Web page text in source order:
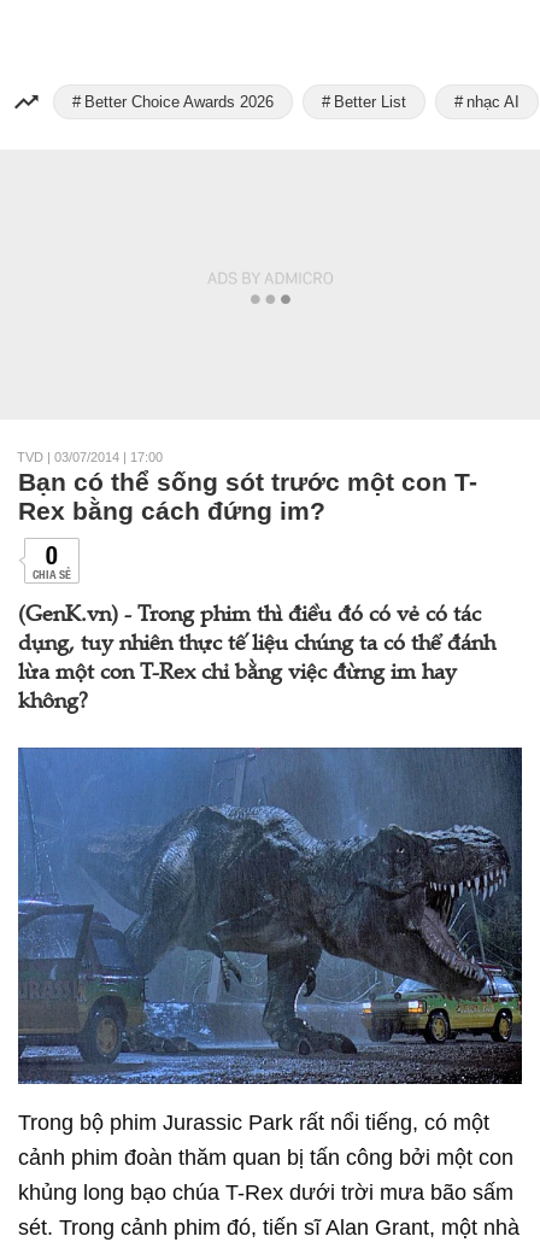
Better Choice Awards 2026 Better List nhạc AI
TVD | 03/07/2014 | 17:00
Bạn có thể sống sót trước một con T-
Rex bằng cách đứng im?
0
CHIA SẺ
(GenK.vn) - Trong phim thì điều đó có vẻ có tác
dụng, tuy nhiên thực tế liệu chúng ta có thể đánh
lừa một con T-Rex chỉ bằng việc đừng im hay
không?
Trong bộ phim Jurassic Park rất nổi tiếng, có một
cảnh phim đoàn thăm quan bị tấn công bởi một con
khủng long bạo chúa T-Rex dưới trời mưa bão sấm
sét. Trong cảnh phim đó, tiến sĩ Alan Grant, một nhà